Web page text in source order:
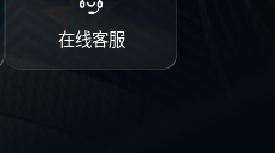
在线客服